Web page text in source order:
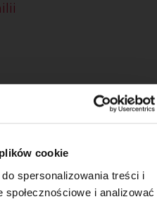
cookie
spersonalizowania treści i
i analizować
NA NASZEJ
AUTOPROMOCJĘ: